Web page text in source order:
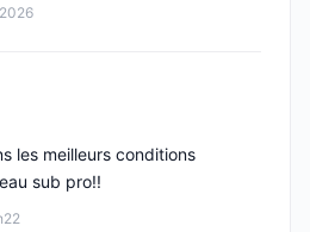
les meilleurs conditions
sub pro!!